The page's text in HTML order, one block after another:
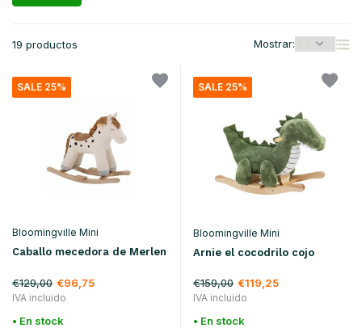
19 productos Mostrar:
SALE 25%
Bloomingville Mini
Caballo mecedora de Merlen
€129,00 €96,75
IVA incluido
• En stock
SALE 25%
Bloomingville Mini
Arnie el cocodrilo cojo
€159,00 €119,25
IVA incluido
• En stock